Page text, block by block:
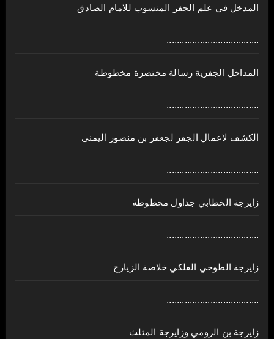
المدخل في علم الجفر المنسوب للامام الصادق
....................................
المداخل الجفرية رسالة مختصرة مخطوطة
....................................
الكشف لاعمال الجفر لجعفر بن منصور اليمني
....................................
زايرجة الخطابي جداول مخطوطة
....................................
زايرجة الطوخي الفلكي خلاصة الزيارج
....................................
زايرجة بن الرومي وزايرجة المثلث